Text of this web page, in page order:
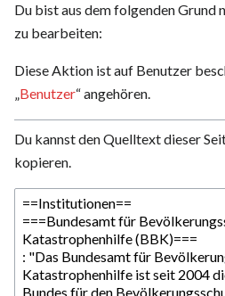
Du bist aus dem folgenden Grund
zu bearbeiten:
Diese Aktion ist auf Benutzer
„Benutzer“ angehören.
Du kannst den Quelltext dieser
kopieren.